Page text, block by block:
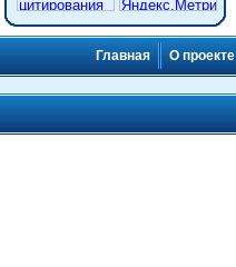
Главная О проекте